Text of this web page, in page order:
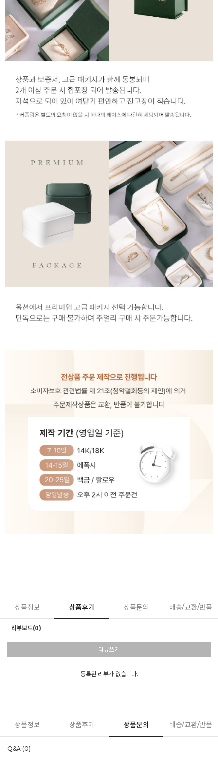
상품정보 상품후기 상품문의 배송/교환/반품
리뷰보드(0)
리뷰쓰기
등록된 리뷰가 없습니다.
상품정보 상품후기 상품문의 배송/교환/반품
Q&A (0)